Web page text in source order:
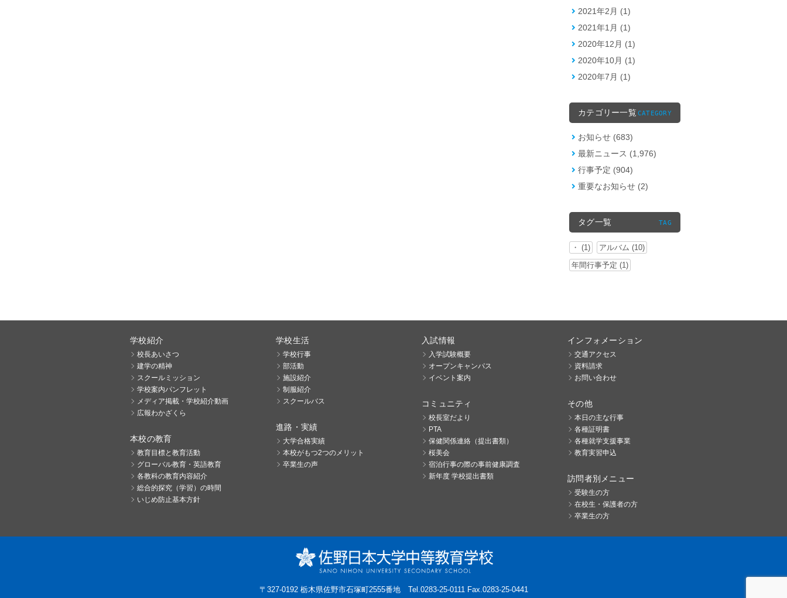
2021年2月 (1)
2021年1月 (1)
2020年12月 (1)
2020年10月 (1)
2020年7月 (1)
カテゴリー一覧 CATEGORY
お知らせ (683)
最新ニュース (1,976)
行事予定 (904)
重要なお知らせ (2)
タグ一覧 TAG
・ (1)
アルバム (10)
年間行事予定 (1)
学校紹介
校長あいさつ
建学の精神
スクールミッション
学校案内パンフレット
メディア掲載・学校紹介動画
広報わかざくら
本校の教育
教育目標と教育活動
グローバル教育・英語教育
各教科の教育内容紹介
総合的探究（学習）の時間
いじめ防止基本方針
学校生活
学校行事
部活動
施設紹介
制服紹介
スクールバス
進路・実績
大学合格実績
本校がもつ2つのメリット
卒業生の声
入試情報
入学試験概要
オープンキャンパス
イベント案内
コミュニティ
校長室だより
PTA
保健関係連絡（提出書類）
桜美会
宿泊行事の際の事前健康調査
新年度 学校提出書類
インフォメーション
交通アクセス
資料請求
お問い合わせ
その他
本日の主な行事
各種証明書
各種就学支援事業
教育実習申込
訪問者別メニュー
受験生の方
在校生・保護者の方
卒業生の方
〒327-0192 栃木県佐野市石塚町2555番地 Tel.0283-25-0111 Fax.0283-25-0441